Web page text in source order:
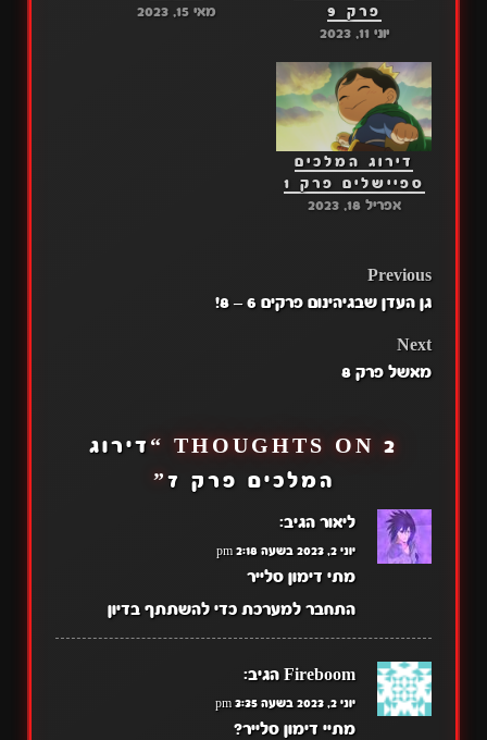
פרק 9
יוני 11, 2023
מאי 15, 2023
דירוג המלכים
ספיישלים פרק 1
אפריל 18, 2023
POST
Previous
גן העדן שבגיהינום פרקים 6 – 8!
Next
מאשל פרק 8
2 THOUGHTS ON “
דירוג
המלכים פרק 7
”
ליאור הגיב:
יוני 2, 2023 בשעה 2:18 pm
מתי דימון סלייר
התחבר למערכת כדי להשתתף בדיון
Fireboom הגיב:
יוני 2, 2023 בשעה 3:35 pm
מתיי דימון סלייר?